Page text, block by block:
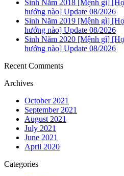
Sinh Năm 2018 [Mệnh gì]
hướng nào] Update 08/2026
Sinh Năm 2019 [Mệnh gì]
hướng nào] Update 08/2026
Sinh Năm 2020 [Mệnh gì]
hướng nào] Update 08/2026
Recent Comments
Archives
October 2021
September 2021
August 2021
July 2021
June 2021
April 2020
Categories